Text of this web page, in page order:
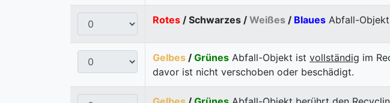
Rotes / Schwarzes / Weißes / Blaues Abfall-Objekt
Gelbes / Grünes Abfall-Objekt ist vollständig im
davor ist nicht verschoben oder beschädigt.